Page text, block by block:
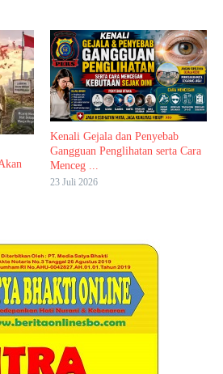
Kenali Gejala dan Penyebab
Gangguan Penglihatan serta Cara
Menceg ...
23 Juli 2026